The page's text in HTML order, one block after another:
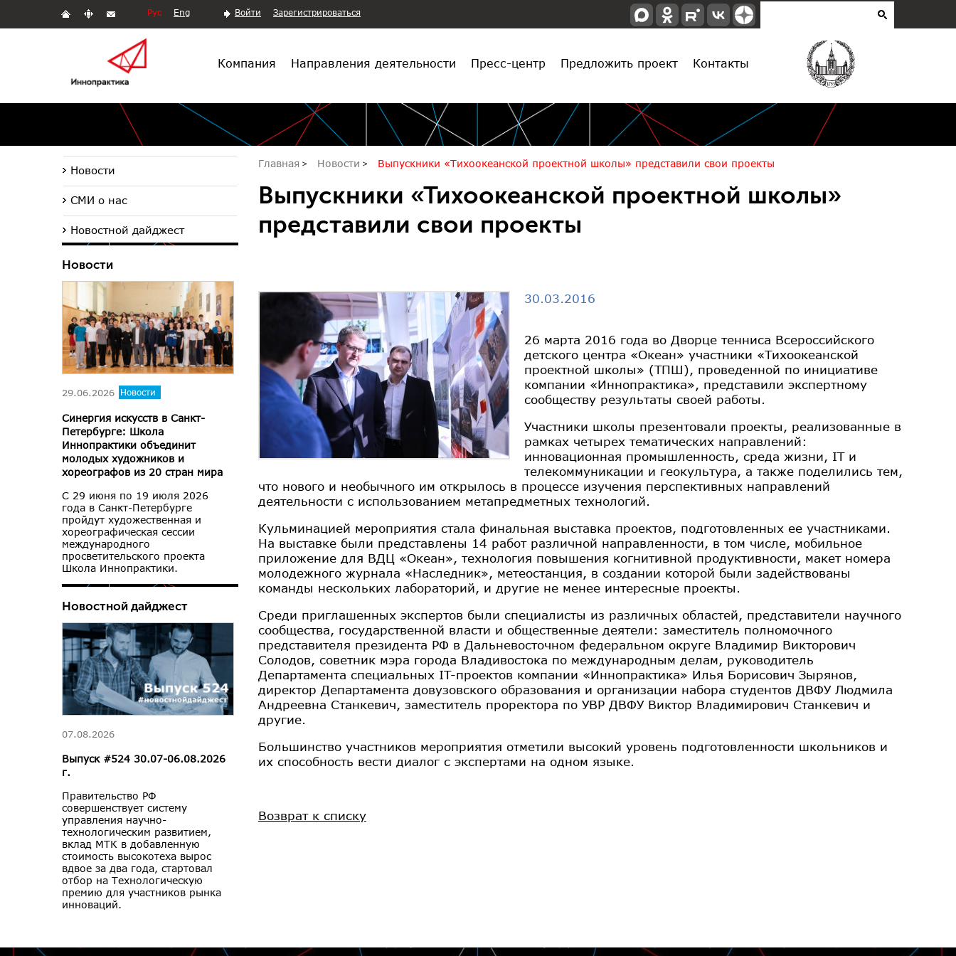
Рус Eng Войти Зарегистрироваться
Компания Направления деятельности Пресс-центр Предложить проект Контакты
Главная Новости Выпускники «Тихоокеанской проектной школы» представили свои проекты
Выпускники «Тихоокеанской проектной школы»
представили свои проекты
30.03.2016
26 марта 2016 года во Дворце тенниса Всероссийского
детского центра «Океан» участники «Тихоокеанской
проектной школы» (ТПШ), проведенной по инициативе
компании «Иннопрактика», представили экспертному
сообществу результаты своей работы.
Участники школы презентовали проекты, реализованные в
рамках четырех тематических направлений:
инновационная промышленность, среда жизни, IT и
телекоммуникации и геокультура, а также поделились тем,
что нового и необычного им открылось в процессе изучения перспективных направлений
деятельности с использованием метапредметных технологий.
Кульминацией мероприятия стала финальная выставка проектов, подготовленных ее участниками.
На выставке были представлены 14 работ различной направленности, в том числе, мобильное
приложение для ВДЦ «Океан», технология повышения когнитивной продуктивности, макет номера
молодежного журнала «Наследник», метеостанция, в создании которой были задействованы
команды нескольких лабораторий, и другие не менее интересные проекты.
Среди приглашенных экспертов были специалисты из различных областей, представители научного
сообщества, государственной власти и общественные деятели: заместитель полномочного
представителя президента РФ в Дальневосточном федеральном округе Владимир Викторович
Солодов, советник мэра города Владивостока по международным делам, руководитель
Департамента специальных IT-проектов компании «Иннопрактика» Илья Борисович Зырянов,
директор Департамента довузовского образования и организации набора студентов ДВФУ Людмила
Андреевна Станкевич, заместитель проректора по УВР ДВФУ Виктор Владимирович Станкевич и
другие.
Большинство участников мероприятия отметили высокий уровень подготовленности школьников и
их способность вести диалог с экспертами на одном языке.
Возврат к списку
Новости
СМИ о нас
Новостной дайджест
Новости
29.06.2026 Новости
Синергия искусств в Санкт-
Петербурге: Школа
Иннопрактики объединит
молодых художников и
хореографов из 20 стран мира
С 29 июня по 19 июля 2026
года в Санкт-Петербурге
пройдут художественная и
хореографическая сессии
международного
просветительского проекта
Школа Иннопрактики.
Новостной дайджест
07.08.2026
Выпуск #524 30.07-06.08.2026
г.
Правительство РФ
совершенствует систему
управления научно-
технологическим развитием,
вклад МТК в добавленную
стоимость высокотеха вырос
вдвое за два года, стартовал
отбор на Технологическую
премию для участников рынка
инноваций.